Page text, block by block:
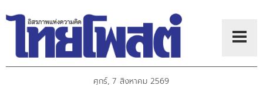
ศุกร์, 7 สิงหาคม 2569